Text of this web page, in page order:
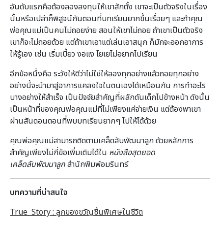
อันดับแรกคือต้องลองลงทุนให้เขาสักตั้ง เขาจะเป็นตัวจริงในเรื่อง
นั้นหรือเปล่าก็พิสูจน์กันตอนที่บทเรียนยากขึ้นเรื่อยๆ และถ้าคุณ
พ่อคุณแม่เป็นคนไม่ถอยง่าย สอนให้เขาไม่ถอย ถ้าเขาเป็นตัวจริง
เขาก็จะไม่ถอยด้วย แต่ถ้าเขาเอาแต่เล่นเอาสนุก ก็มักจะออกอาการ
ให้รู้เอง เช่น เริ่มเบี้ยว งอแง โยเยไม่อยากไปเรียน
อีกข้อหนึ่งคือ ระวังให้ดีว่าไม่ใช่ให้ลองทุกอย่างแล้วถอยทุกอย่าง
อย่างนี้จะนำมาสู่อาการแคลงใจในตนเองได้เหมือนกัน การทำอะไร
บางอย่างให้สำเร็จ เป็นปัจจัยสำคัญที่ผลักดันเด็กไปข้างหน้า ดังนั้น
เป็นหน้าที่ของคุณพ่อคุณแม่ที่ไม่เพียงแค่จ่ายเงิน แต่ต้องพาเขา
ผ่านสันดอนตอนที่พบบทเรียนยากๆ ไปให้ได้ด้วย
คุณพ่อคุณแม่สามารถติดตามเคล็ดลับพัฒนาลูก ด้วยหลักการ
สำคัญเพียงไม่กี่ข้อเพิ่มเติมได้ใน หนังสือสุดยอด
เคล็ดลับพัฒนาลูกสำนักพิมพ์อมรินทร์
บทความที่น่าสนใจ
True Story : ลูกของขวัญชิ้นพิเศษในชีวิต